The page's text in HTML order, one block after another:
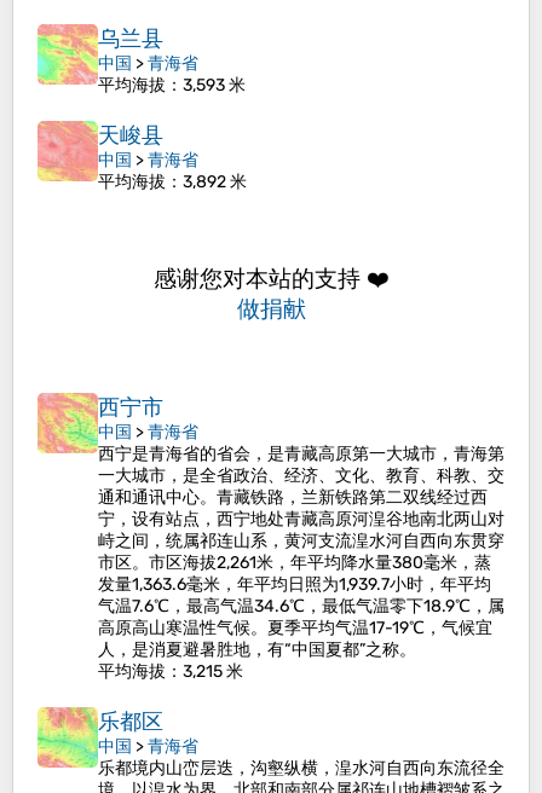
乌兰县
中国 >青海省
平均海拔 ：3,593 米
天峻县
中国 >青海省
平均海拔 ：3,892 米
感谢您对本站的支持 ❤️
做捐献
西宁市
中国 >青海省
西宁是青海省的省会，是青藏高原第一大城市，青海第
一大城市，是全省政治、经济、文化、教育、科教、交
通和通讯中心。青藏铁路，兰新铁路第二双线经过西
宁，设有站点，西宁地处青藏高原河湟谷地南北两山对
峙之间，统属祁连山系，黄河支流湟水河自西向东贯穿
市区。市区海拔2,261米，年平均降水量380毫米，蒸
发量1,363.6毫米，年平均日照为1,939.7小时，年平均
气温7.6℃，最高气温34.6℃，最低气温零下18.9℃，属
高原高山寒温性气候。夏季平均气温17-19℃，气候宜
人，是消夏避暑胜地，有“中国夏都”之称。
平均海拔 ：3,215 米
乐都区
中国 >青海省
乐都境内山峦层迭，沟壑纵横，湟水河自西向东流径全